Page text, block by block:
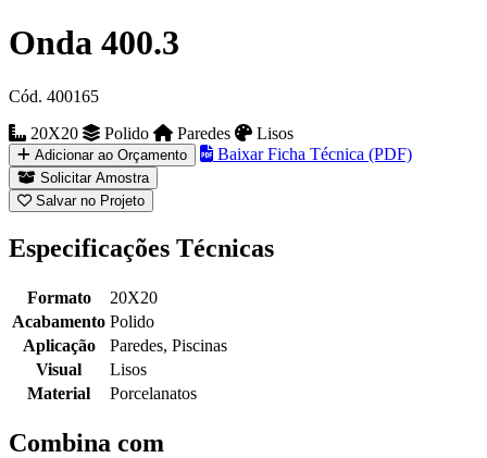
Onda 400.3
Cód. 400165
20X20
Polido Paredes Lisos
Adicionar ao Orçamento Baixar Ficha Técnica (PDF)
Solicitar Amostra
Salvar no Projeto
Especificações Técnicas
Formato
20X20
Acabamento Polido
Aplicação
Paredes, Piscinas
Visual
Lisos
Material
Porcelanatos
Combina com